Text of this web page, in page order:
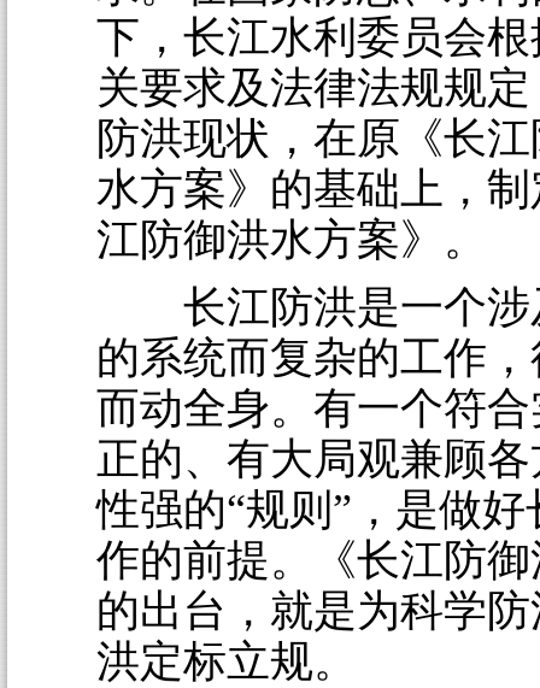
下，长江水利委员会
关要求及法律法规规
防洪现状，在原《长
水方案》的基础上，
江防御洪水方案》。
长江防洪是一个涉
的系统而复杂的工作
而动全身。有一个符
正的、有大局观兼顾
性强的“规则”，是做
作的前提。《长江防
的出台，就是为科学
洪定标立规。